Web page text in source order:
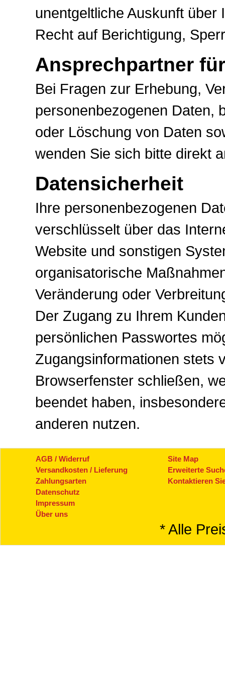
unentgeltliche Auskunft
Recht auf Berichtigung,
Ansprechpartner
Bei Fragen zur Erhebung,
personenbezogenen Daten,
oder Löschung von Daten
wenden Sie sich bitte direkt
Datensicherheit
Ihre personenbezogenen
verschlüsselt über das
Website und sonstigen
organisatorische
Veränderung oder
Der Zugang zu Ihrem
persönlichen Passwortes
Zugangsinformationen stets
Browserfenster schließen,
beendet haben,
anderen nutzen.
AGB / Widerruf
Versandkosten / Lieferung
Zahlungsarten
Datenschutz
Impressum
Über uns
Site Map
Erweiterte
Kontaktieren
* Alle